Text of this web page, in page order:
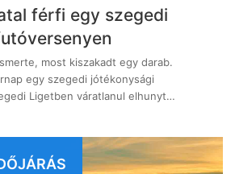
férfi egy szegedi
most kiszakadt egy darab.
egy szegedi jótékonysági
Ligetben váratlanul elhunyt…